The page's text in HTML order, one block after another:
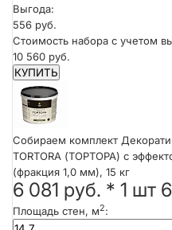
Выгода:
556 руб.
Стоимость набора с учетом
10 560 руб.
КУПИТЬ
Собираем комплект
TORTORA (ТОРТОРА) с
(фракция 1,0 мм), 15 кг
6 081 руб. * 1 шт
Площадь стен, м2: